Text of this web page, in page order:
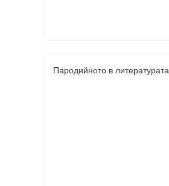
Пародийното в литературата